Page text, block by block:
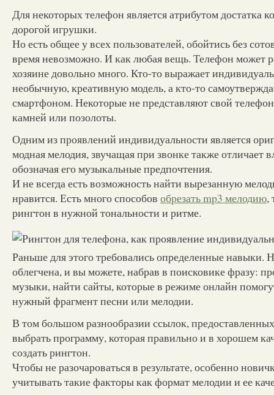
Для некоторых телефон является атрибутом достатка
дорогой игрушки.
Но есть общее у всех пользователей, обойтись без
время невозможно. И как любая вещь. Телефон может
хозяине довольно много. Кто-то выражает
необычную, креативную модель, а кто-то
смартфоном. Некоторые не представляют свой
камней или позолоты.
Одним из проявлений индивидуальности является
модная мелодия, звучащая при звонке также отличает
обозначая его музыкальные предпочтения.
И не всегда есть возможность найти вырезанную
нравится. Есть много способов обрезать mp3 мелодию,
рингтон в нужной тональности и ритме.
Раньше для этого требовались определенные навыки.
облегчена, и вы можете, набрав в поисковике фразу:
музыки, найти сайты, которые в режиме онлайн
нужный фрагмент песни или мелодии.
В том большом разнообразии ссылок,
выбрать программу, которая правильно и в хорошем
создать рингтон.
Чтобы не разочароваться в результате, особенно
учитывать такие факторы как формат мелодии и ее